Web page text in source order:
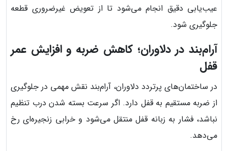
عیب‌یابی دقیق انجام می‌شود تا از تعویض غیرضروری قطعه
جلوگیری شود.
آرام‌بند در دلاوران؛ کاهش ضربه و افزایش عمر
قفل
در ساختمان‌های پرتردد دلاوران، آرام‌بند نقش مهمی در جلوگیری
از ضربه مستقیم به قفل دارد. اگر سرعت بسته شدن درب تنظیم
نباشد، فشار به زبانه قفل منتقل می‌شود و خرابی زنجیره‌ای رخ
می‌دهد.